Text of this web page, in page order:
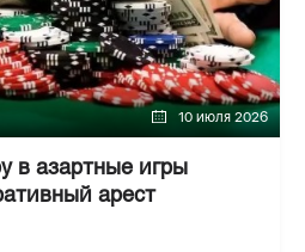
10 июля 2026
в азартные игры
арест